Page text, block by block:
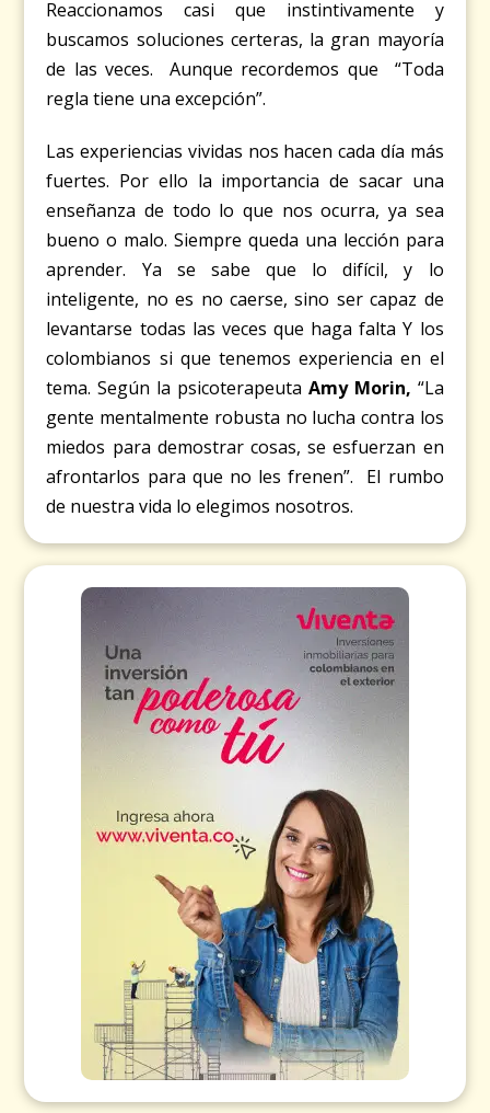
Reaccionamos casi que instintivamente y
buscamos soluciones certeras, la gran mayoría
de las veces. Aunque recordemos que “Toda
regla tiene una excepción”.
Las experiencias vividas nos hacen cada día más
fuertes. Por ello la importancia de sacar una
enseñanza de todo lo que nos ocurra, ya sea
bueno o malo. Siempre queda una lección para
aprender. Ya se sabe que lo difícil, y lo
inteligente, no es no caerse, sino ser capaz de
levantarse todas las veces que haga falta Y los
colombianos si que tenemos experiencia en el
tema. Según la psicoterapeuta Amy Morin, “La
gente mentalmente robusta no lucha contra los
miedos para demostrar cosas, se esfuerzan en
afrontarlos para que no les frenen”. El rumbo
de nuestra vida lo elegimos nosotros.